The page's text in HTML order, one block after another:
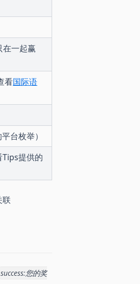
在一起赢
看国际语
台枚举）
提供的
success:您的奖